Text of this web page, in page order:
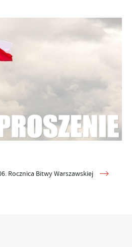
Rocznica Bitwy Warszawskiej